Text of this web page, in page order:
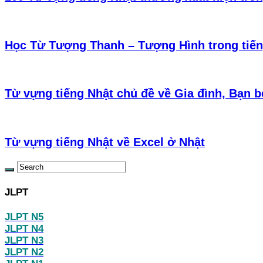
Học Từ Tượng Thanh – Tượng Hình trong
Từ vựng tiếng Nhật chủ đề về Gia đình, Bạn
Từ vựng tiếng Nhật về Excel ở Nhật
JLPT
JLPT N5
JLPT N4
JLPT N3
JLPT N2